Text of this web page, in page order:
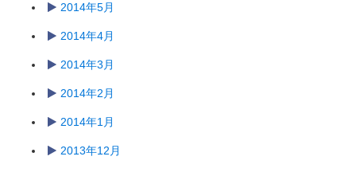
2014年5月
2014年4月
2014年3月
2014年2月
2014年1月
2013年12月